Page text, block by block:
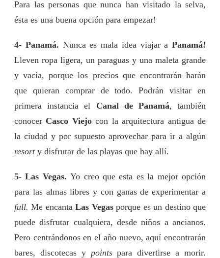
Para las personas que nunca han visitado la selva,
ésta es una buena opción para empezar!
4- Panamá. Nunca es mala idea viajar a Panamá!
Lleven ropa ligera, un paraguas y una maleta grande
y vacía, porque los precios que encontrarán harán
que quieran comprar de todo. Podrán visitar en
primera instancia el Canal de Panamá, también
conocer Casco Viejocon la arquitectura antigua de
la ciudad y por supuesto aprovechar para ir a algún
resorty disfrutar de las playas que hay allí.
5- Las Vegas.Yo creo que esta es la mejor opción
para las almas libres y con ganas de experimentar a
full. Me encantaLas Vegasporque es un destino que
puede disfrutar cualquiera, desde niños a ancianos.
Pero centrándonos en el año nuevo, aquí encontrarán
bares, discotecas ypointspara divertirse a morir.